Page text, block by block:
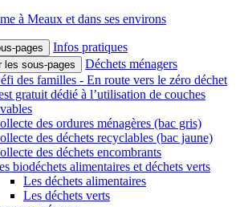
à Meaux et dans ses environs
pages Infos pratiques
les sous-pages
Déchets ménagers
des familles - En route vers le zéro déchet
gratuit dédié à l’utilisation de couches
des ordures ménagères (bac gris)
des déchets recyclables (bac jaune)
des déchets encombrants
biodéchets alimentaires et déchets verts
Les déchets alimentaires
Les déchets verts